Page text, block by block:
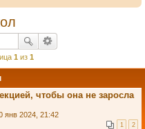
1 из 1
чтобы она не заросла
янв 2024, 21:42
1 2